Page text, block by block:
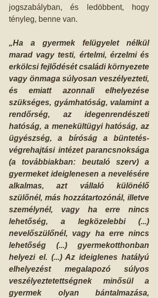
jogszabályban, és ledöbbent, hogy
tényleg, benne van.
„Ha a gyermek felügyelet nélkül
marad vagy testi, értelmi, érzelmi és
erkölcsi fejlődését családi környezete
vagy önmaga súlyosan veszélyezteti,
és emiatt azonnali elhelyezése
szükséges, gyámhatóság, valamint a
rendőrség, az idegenrendészeti
hatóság, a menekültügyi hatóság, az
ügyészség, a bíróság a büntetés-
végrehajtási intézet parancsnoksága
(a továbbiakban: beutaló szerv) a
gyermeket ideiglenesen a nevelésére
alkalmas, azt vállaló különélő
szülőnél, más hozzátartozónál, illetve
személynél, vagy ha erre nincs
lehetőség, a legközelebbi (...)
nevelőszülőnél, vagy ha erre nincs
lehetőség (...) gyermekotthonban
helyezi el. (...) Az ideiglenes hatályú
elhelyezést megalapozó súlyos
veszélyeztetettségnek minősül a
gyermek olyan bántalmazása,